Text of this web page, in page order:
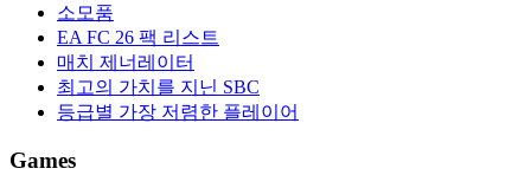
소모품
EA FC 26 팩 리스트
매치 제너레이터
최고의 가치를 지닌 SBC
등급별 가장 저렴한 플레이어
Games